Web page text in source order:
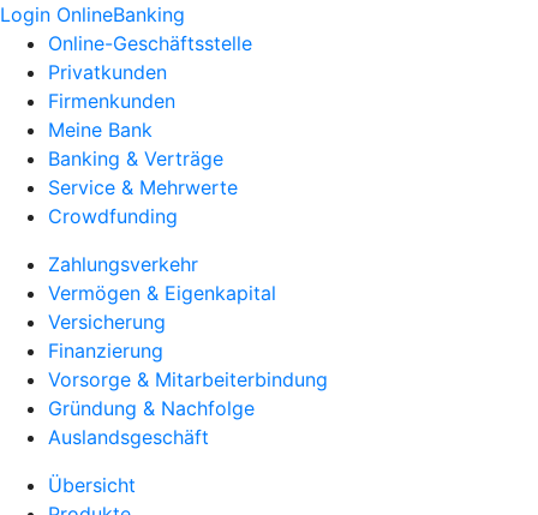
Login OnlineBanking
Online-Geschäftsstelle
Privatkunden
Firmenkunden
Meine Bank
Banking & Verträge
Service & Mehrwerte
Crowdfunding
Zahlungsverkehr
Vermögen & Eigenkapital
Versicherung
Finanzierung
Vorsorge & Mitarbeiterbindung
Gründung & Nachfolge
Auslandsgeschäft
Übersicht